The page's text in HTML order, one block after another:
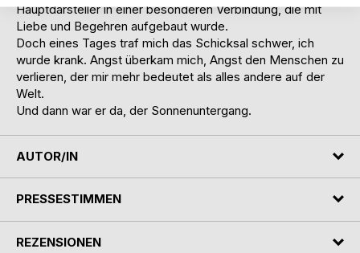
Hauptdarsteller in einer besonderen Verbindung, die mit
Liebe und Begehren aufgebaut wurde.
Doch eines Tages traf mich das Schicksal schwer, ich
wurde krank. Angst überkam mich, Angst den Menschen zu
verlieren, der mir mehr bedeutet als alles andere auf der
Welt.
Und dann war er da, der Sonnenuntergang.
AUTOR/IN
PRESSESTIMMEN
REZENSIONEN